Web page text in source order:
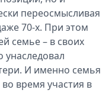
переосмысливая
70-х. При этом
семье – в своих
унаследовал
И именно семья
время участия в